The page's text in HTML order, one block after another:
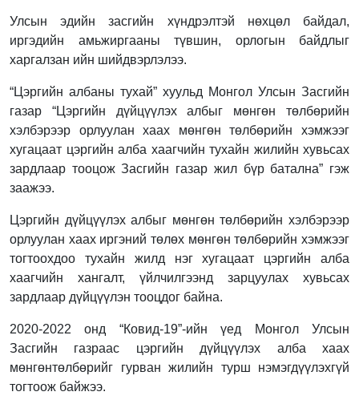
Улсын эдийн засгийн хүндрэлтэй нөхцөл байдал,
иргэдийн амьжиргааны түвшин, орлогын байдлыг
харгалзан ийн шийдвэрлэлээ.
“Цэргийн албаны тухай” хуульд Монгол Улсын Засгийн
газар “Цэргийн дүйцүүлэх албыг мөнгөн төлбөрийн
хэлбэрээр орлуулан хаах мөнгөн төлбөрийн хэмжээг
хугацаат цэргийн алба хаагчийн тухайн жилийн хувьсах
зардлаар тооцож Засгийн газар жил бүр батална” гэж
заажээ.
Цэргийн дүйцүүлэх албыг мөнгөн төлбөрийн хэлбэрээр
орлуулан хаах иргэний төлөх мөнгөн төлбөрийн хэмжээг
тогтоохдоо тухайн жилд нэг хугацаат цэргийн алба
хаагчийн хангалт, үйлчилгээнд зарцуулах хувьсах
зардлаар дүйцүүлэн тооцдог байна.
2020-2022 онд “Ковид-19”-ийн үед Монгол Улсын
Засгийн газраас цэргийн дүйцүүлэх алба хаах
мөнгөнтөлбөрийг гурван жилийн турш нэмэгдүүлэхгүй
тогтоож байжээ.